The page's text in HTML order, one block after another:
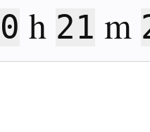
0 h 21 m